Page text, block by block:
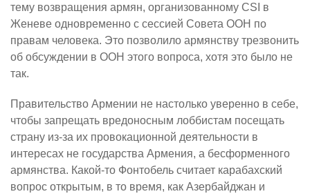
тему возвращения армян, организованному CSI в
Женеве одновременно с сессией Совета ООН по
правам человека. Это позволило армянству трезвонить
об обсуждении в ООН этого вопроса, хотя это было не
так.
Правительство Армении не настолько уверенно в себе,
чтобы запрещать вредоносным лоббистам посещать
страну из-за их провокационной деятельности в
интересах не государства Армения, а бесформенного
армянства. Какой-то Фонтобель считает карабахский
вопрос открытым, в то время, как Азербайджан и